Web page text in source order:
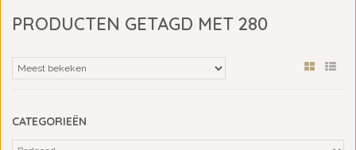
PRODUCTEN GETAGD MET 280
CATEGORIEËN